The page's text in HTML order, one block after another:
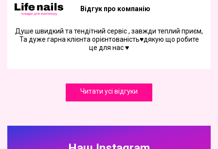
Відгук про компанію
Душе швидкий та тендітний сервіс , завжди теплий приєм,
Та дуже гарна клієнта орієнтованість♥️дякую що робите
це для нас ♥️
Читати усі відгуки